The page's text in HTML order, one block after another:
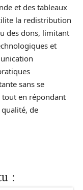
et des tableaux
la redistribution
des dons, limitant
et
sans se
tout en répondant
de
: